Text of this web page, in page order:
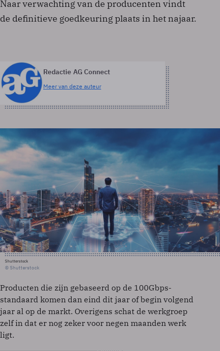
Naar verwachting van de producenten vindt
de definitieve goedkeuring plaats in het najaar.
Redactie AG Connect
Meer van deze auteur
Shutterstock
© Shutterstock
Producten die zijn gebaseerd op de 100Gbps-
standaard komen dan eind dit jaar of begin volgend
jaar al op de markt. Overigens schat de werkgroep
zelf in dat er nog zeker voor negen maanden werk
ligt.